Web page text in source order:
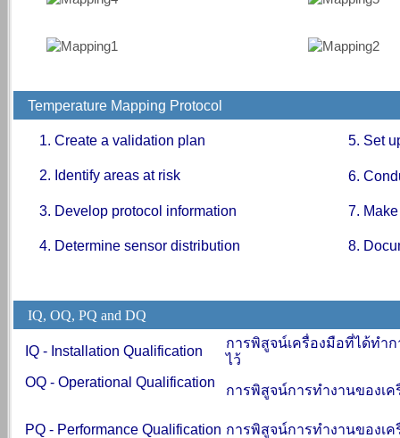
Temperature Mapping Protocol
1. Create a validation plan 5. Set
2. Identify areas at risk 6.
3. Develop protocol information 7.
4. Determine sensor distribution 8.
IQ, OQ, PQ and DQ
IQ - Installation Qualification
การพิสูจน์เครื่องมือที่ได้ทำ
ไว้
OQ - Operational Qualification
การพิสูจน์การทำงานของเ
PQ - Performance Qualification การพิสูจน์การทำงานของเ